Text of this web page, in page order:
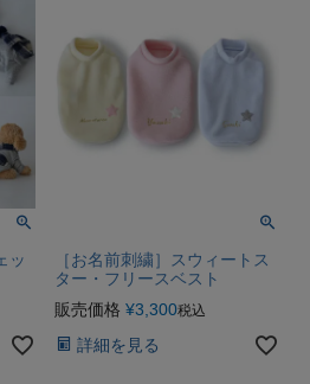
ッ
［お名前刺繍］スウィートス
ター・フリースベスト
販売価格 ¥3,300税込
詳細を見る